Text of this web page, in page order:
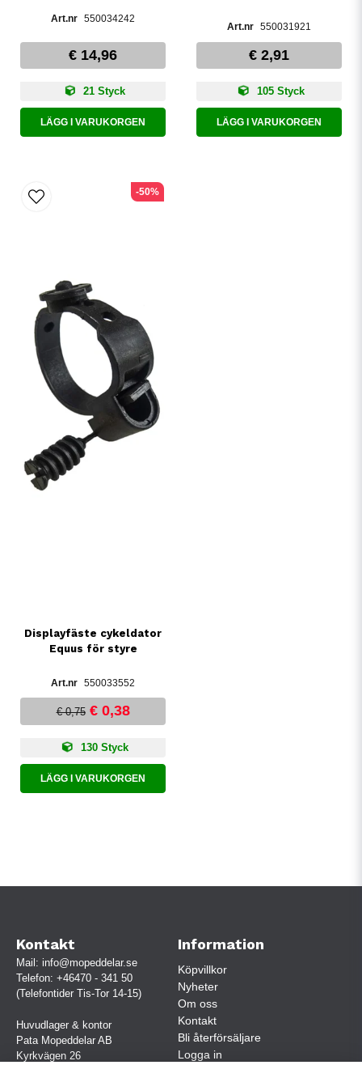
550034242
€ 14,96
21 Styck
LÄGG I VARUKORGEN
550031921
€ 2,91
105 Styck
LÄGG I VARUKORGEN
Displayfäste cykeldator
Equus för styre
550033552
€ 0,75 € 0,38
130 Styck
LÄGG I VARUKORGEN
-50%
Kontakt
Mail: info@mopeddelar.se
Telefon: +46470 - 341 50
(Telefontider Tis-Tor 14-15)
Huvudlager & kontor
Pata Mopeddelar AB
Kyrkvägen 26
Information
Köpvillkor
Nyheter
Om oss
Kontakt
Bli återförsäljare
Logga in